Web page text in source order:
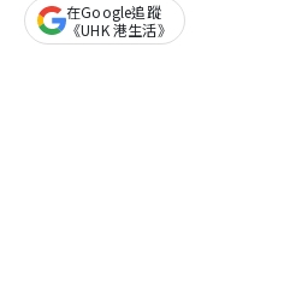
在Google追蹤
《UHK 港生活》